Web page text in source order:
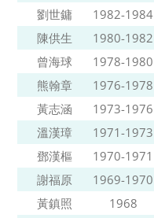
劉世鏞
1982-1984
陳供生
1980-1982
曾海球
1978-1980
熊翰章
1976-1978
黃志涵
1973-1976
溫漢璋
1971-1973
鄧漢樞
1970-1971
謝福原
1969-1970
黃鎮照
1968